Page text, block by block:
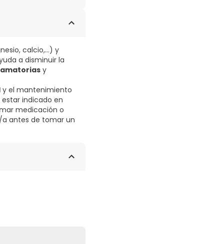
calcio,...) y
a disminuir la
y
y el mantenimiento
indicado en
medicación o
antes de tomar un